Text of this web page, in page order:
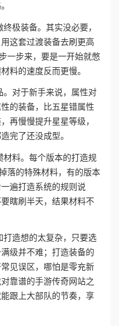
极装备。其实没必要，
这套过渡装备去刷更高
一步来，要是一开始就憋
料的速度反而更慢。
对于新手来说，属性对
的装备，比五星错属性
再慢慢提升星星等级，
完了还没成型。
料。每个版本的打造规
落的特殊材料，有的版本
遍打造系统的规则说
瞎刷半天，结果材料不
造想的太复杂，只要选
级并不难；打造装备的
见误区，哪怕是零充新
靠谱的手游传奇网站之
跟上大部队的节奏，享